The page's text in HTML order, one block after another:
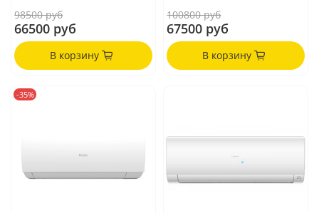
98500 руб
66500 руб
В корзину
100800 руб
67500 руб
В корзину
-35%